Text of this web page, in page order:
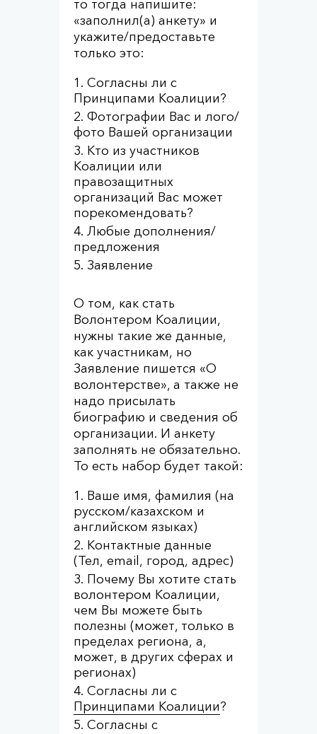
то тогда напишите:
«заполнил(а) анкету» и
укажите/предоставьте
только это:
Согласны ли с
Принципами Коалиции?
Фотографии Вас и лого/
фото Вашей организации
Кто из участников
Коалиции или
правозащитных
организаций Вас может
порекомендовать?
Любые дополнения/
предложения
Заявление
О том, как стать
Волонтером Коалиции,
нужны такие же данные,
как участникам, но
Заявление пишется «О
волонтерстве», а также не
надо присылать
биографию и сведения об
организации. И анкету
заполнять не обязательно.
То есть набор будет такой:
Ваше имя, фамилия (на
русском/казахском и
английском языках)
Контактные данные
(Тел, email, город, адрес)
Почему Вы хотите стать
волонтером Коалиции,
чем Вы можете быть
полезны (может, только в
пределах региона, а,
может, в других сферах и
регионах)
Согласны ли с
Принципами Коалиции?
Согласны с